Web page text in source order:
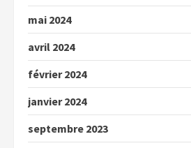
mai 2024
avril 2024
février 2024
janvier 2024
septembre 2023